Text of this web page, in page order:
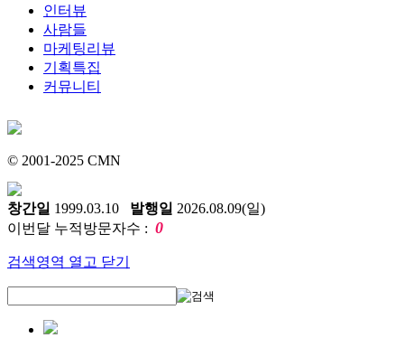
인터뷰
사람들
마케팅리뷰
기획특집
커뮤니티
© 2001-2025 CMN
창간일 1999.03.10 발행일 2026.08.09(일)
이번달 누적방문자수 : 0
검색영역 열고 닫기